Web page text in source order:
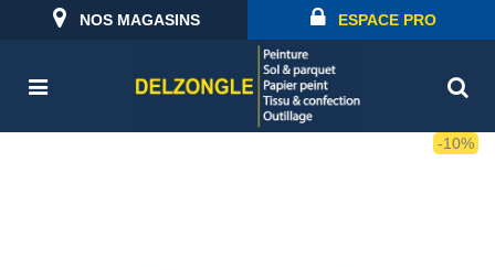
NOS MAGASINS ESPACE PRO
-10%